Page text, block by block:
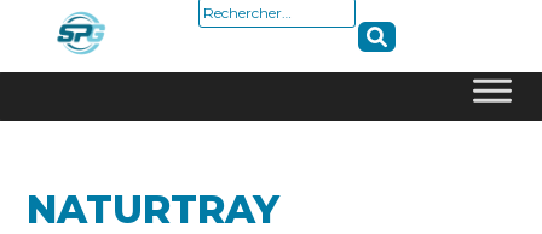
content
Rechercher :
NATURTRAY